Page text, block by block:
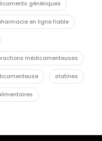
génériques
en ligne fiable
médicamenteuses
statines